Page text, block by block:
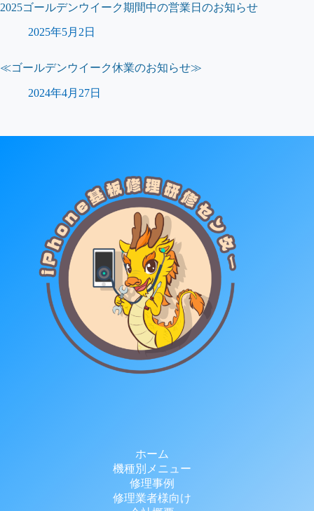
2025ゴールデンウイーク期間中の営業日のお知らせ
2025年5月2日
≪ゴールデンウイーク休業のお知らせ≫
2024年4月27日
ホーム
機種別メニュー
修理事例
修理業者様向け